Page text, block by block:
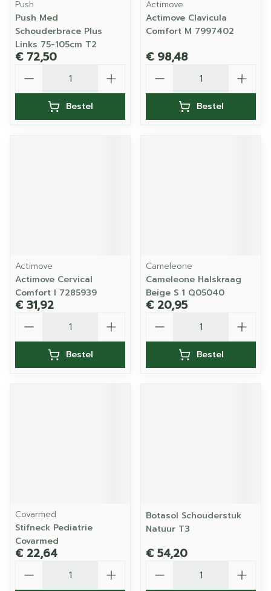
Push
Push Med
Schouderbrace Plus
Links 75-105cm T2
€ 72,50
Bestel
Actimove
Actimove Clavicula
Comfort M 7997402
€ 98,48
Bestel
Actimove
Actimove Cervical
Comfort l 7285939
€ 31,92
Bestel
Cameleone
Cameleone Halskraag
Beige S 1 Q05040
€ 20,95
Bestel
Covarmed
Stifneck Pediatrie
Covarmed
€ 22,64
Botasol Schouderstuk
Natuur T3
€ 54,20